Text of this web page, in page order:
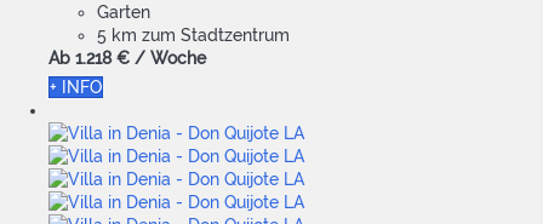
Garten
5 km zum Stadtzentrum
Ab 1.218 € / Woche
+ INFO